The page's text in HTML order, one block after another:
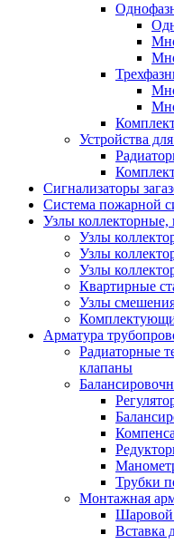
Устройства
Сигнализаторы
Система пожарной
Узлы коллекторные,
Узлы
Узлы
Узлы
Квартирные
Узлы
Арматура
Радиаторные
клапаны
Трубки
Монтажная
Шаровой
Вставка